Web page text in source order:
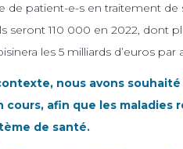
de patient-e-s en traitement de
seront 110 000 en 2022, dont
les 5 milliards d’euros
nous avons
cours, afin que les
de santé.